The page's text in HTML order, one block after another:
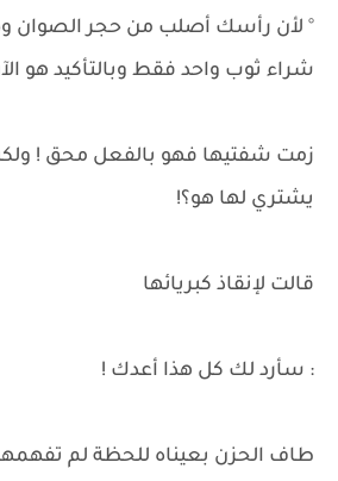
° لأن رأسك أصلب من حجر الصوان
شراء ثوب واحد فقط وبالتأكيد هو
زمت شفتيها فهو بالفعل محق !
يشتري لها هو؟!
قالت لإنقاذ كبريائها
: سأرد لك كل هذا أعدك !
طاف الحزن بعيناه للحظة لم